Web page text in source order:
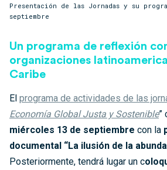
Presentación de las Jornadas y su
septiembre
Un programa de reflexión
organizaciones
Caribe
El programa de actividades de las
Economía Global Justa y Sostenible”
miércoles 13 de septiembre con la
documental “La ilusión de la
Posteriormente, tendrá lugar un c